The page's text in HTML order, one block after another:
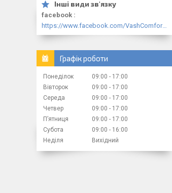
facebook
https://www.facebook.com/VashComfort.ua/
Графік роботи
Понеділок 09:00
17:00
Вівторок
09:00
17:00
Середа
09:00
17:00
Четвер
09:00
17:00
Пʼятниця
09:00
17:00
Субота
09:00
16:00
Неділя
Вихідний